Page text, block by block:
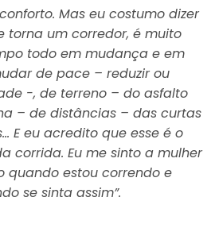
Mas eu costumo dizer
torna um corredor, é muito
todo em mudança e em
de pace – reduzir ou
-, de terreno – do asfalto
– de distâncias – das curtas
E eu acredito que esse é o
corrida. Eu me sinto a mulher
quando estou correndo e
se sinta assim”.